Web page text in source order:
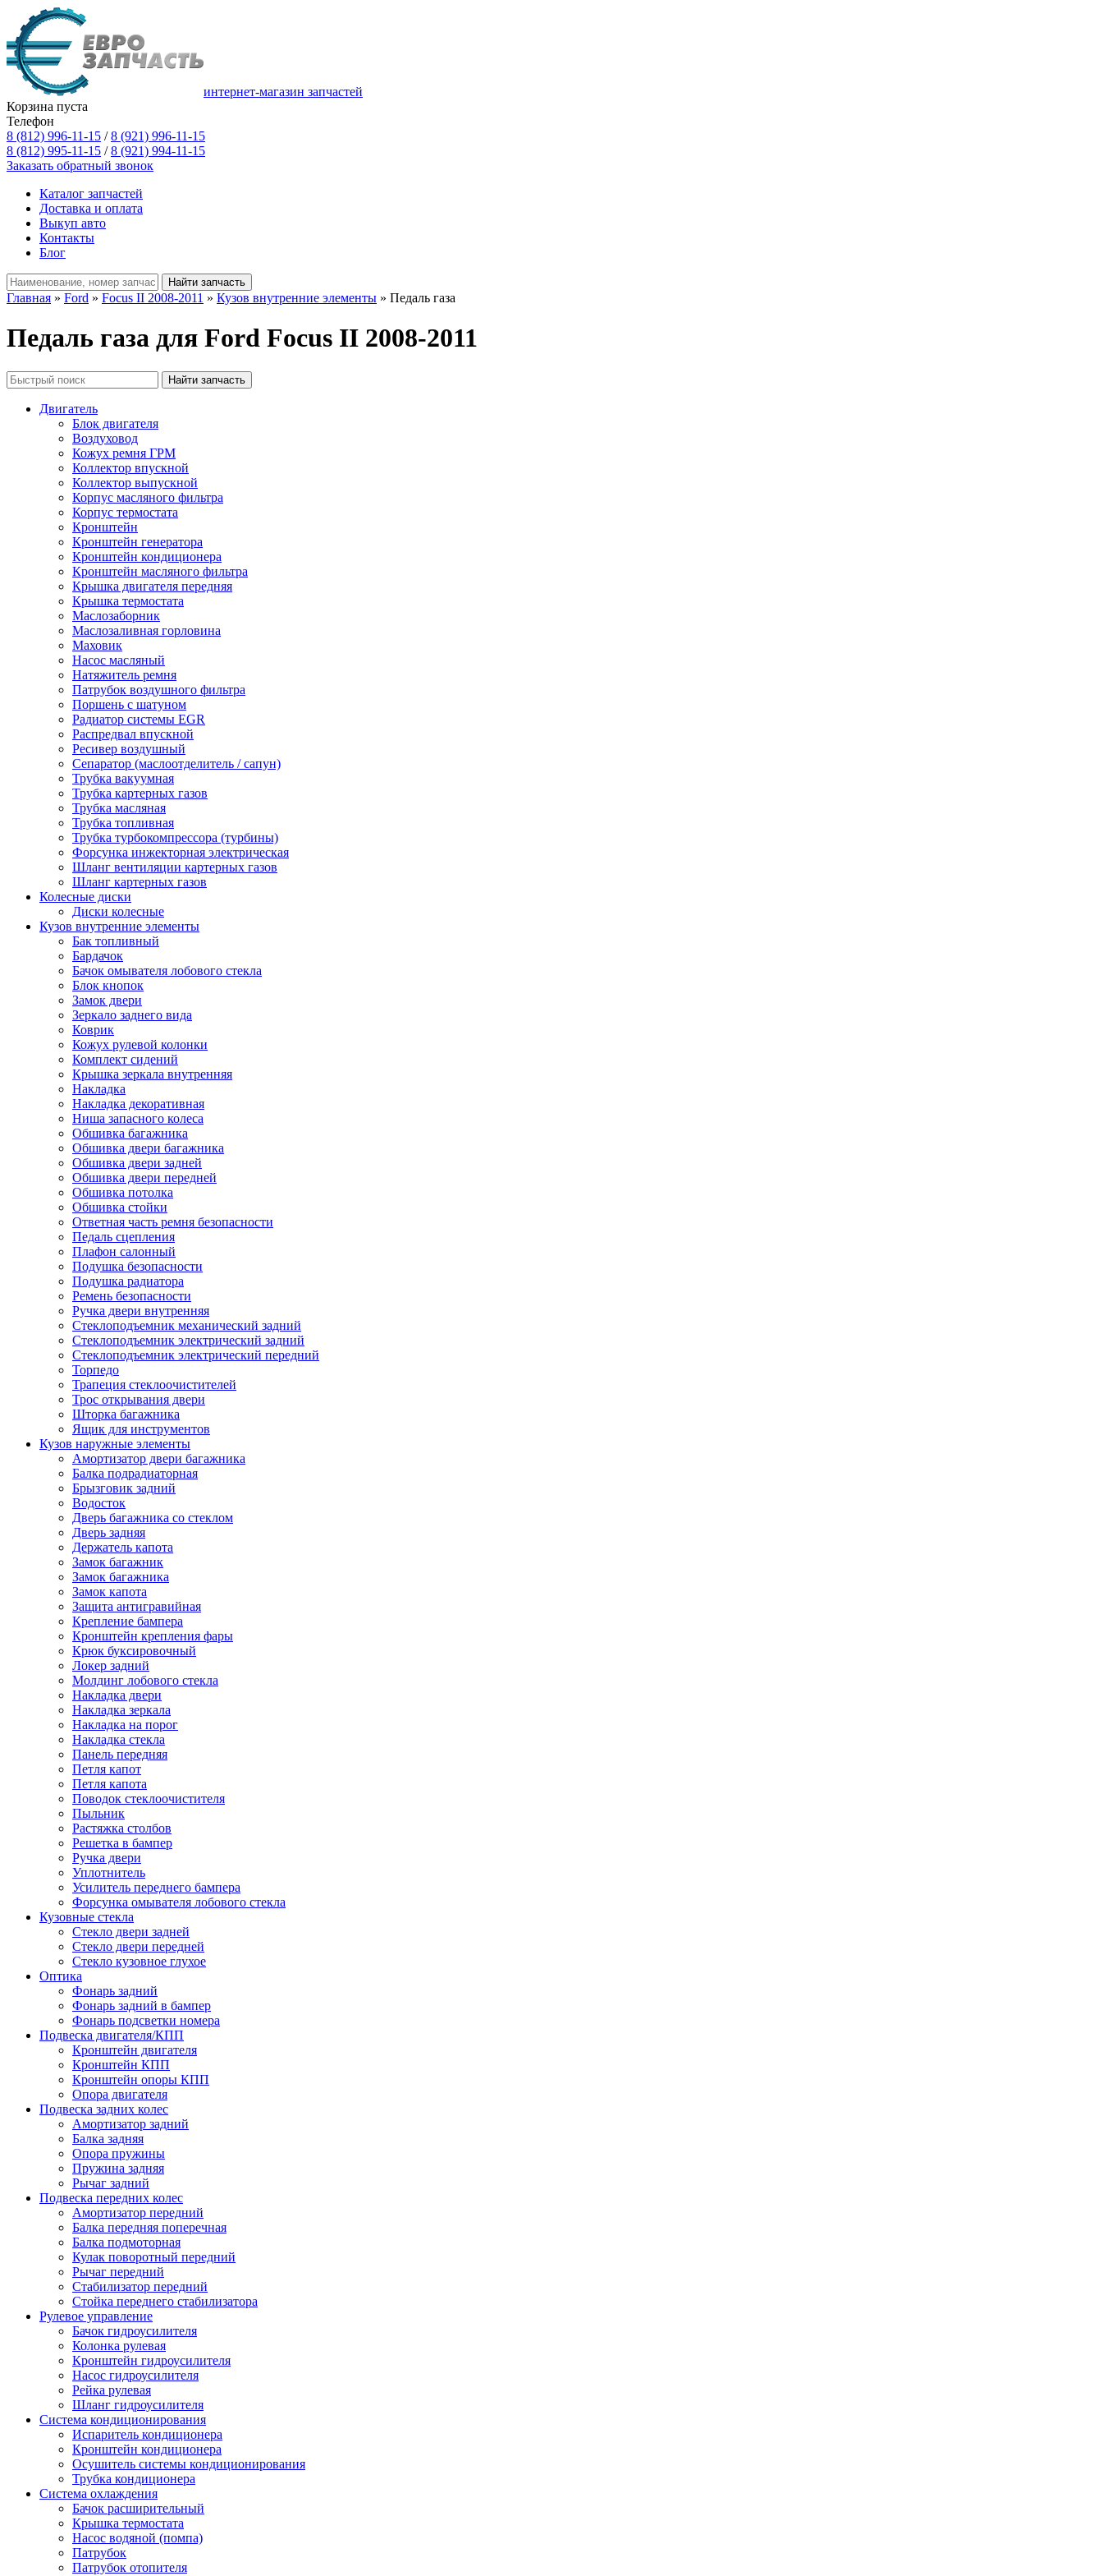
интернет-магазин запчастей
Корзина пуста
Телефон
8 (812) 996-11-15 /8 (921) 996-11-15
8 (812) 995-11-15 /8 (921) 994-11-15
Заказать обратный звонок
Каталог запчастей
Доставка и оплата
Выкуп авто
Контакты
Блог
Главная » Ford » Focus II 2008-2011 » Кузов внутренние элементы » Педаль газа
Педаль газа для Ford Focus II 2008-2011
Двигатель
Блок двигателя
Воздуховод
Кожух ремня ГРМ
Коллектор впускной
Коллектор выпускной
Корпус масляного фильтра
Корпус термостата
Кронштейн
Кронштейн генератора
Кронштейн кондиционера
Кронштейн масляного фильтра
Крышка двигателя передняя
Крышка термостата
Маслозаборник
Маслозаливная горловина
Маховик
Насос масляный
Натяжитель ремня
Патрубок воздушного фильтра
Поршень с шатуном
Радиатор системы EGR
Распредвал впускной
Ресивер воздушный
Сепаратор (маслоотделитель / сапун)
Трубка вакуумная
Трубка картерных газов
Трубка масляная
Трубка топливная
Трубка турбокомпрессора (турбины)
Форсунка инжекторная электрическая
Шланг вентиляции картерных газов
Шланг картерных газов
Колесные диски
Диски колесные
Кузов внутренние элементы
Бак топливный
Бардачок
Бачок омывателя лобового стекла
Блок кнопок
Замок двери
Зеркало заднего вида
Коврик
Кожух рулевой колонки
Комплект сидений
Крышка зеркала внутренняя
Накладка
Накладка декоративная
Ниша запасного колеса
Обшивка багажника
Обшивка двери багажника
Обшивка двери задней
Обшивка двери передней
Обшивка потолка
Обшивка стойки
Ответная часть ремня безопасности
Педаль сцепления
Плафон салонный
Подушка безопасности
Подушка радиатора
Ремень безопасности
Ручка двери внутренняя
Стеклоподъемник механический задний
Стеклоподъемник электрический задний
Стеклоподъемник электрический передний
Торпедо
Трапеция стеклоочистителей
Трос открывания двери
Шторка багажника
Ящик для инструментов
Кузов наружные элементы
Амортизатор двери багажника
Балка подрадиаторная
Брызговик задний
Водосток
Дверь багажника со стеклом
Дверь задняя
Держатель капота
Замок багажник
Замок багажника
Замок капота
Защита антигравийная
Крепление бампера
Кронштейн крепления фары
Крюк буксировочный
Локер задний
Молдинг лобового стекла
Накладка двери
Накладка зеркала
Накладка на порог
Накладка стекла
Панель передняя
Петля капот
Петля капота
Поводок стеклоочистителя
Пыльник
Растяжка столбов
Решетка в бампер
Ручка двери
Уплотнитель
Усилитель переднего бампера
Форсунка омывателя лобового стекла
Кузовные стекла
Стекло двери задней
Стекло двери передней
Стекло кузовное глухое
Оптика
Фонарь задний
Фонарь задний в бампер
Фонарь подсветки номера
Подвеска двигателя/КПП
Кронштейн двигателя
Кронштейн КПП
Кронштейн опоры КПП
Опора двигателя
Подвеска задних колес
Амортизатор задний
Балка задняя
Опора пружины
Пружина задняя
Рычаг задний
Подвеска передних колес
Амортизатор передний
Балка передняя поперечная
Балка подмоторная
Кулак поворотный передний
Рычаг передний
Стабилизатор передний
Стойка переднего стабилизатора
Рулевое управление
Бачок гидроусилителя
Колонка рулевая
Кронштейн гидроусилителя
Насос гидроусилителя
Рейка рулевая
Шланг гидроусилителя
Система кондиционирования
Испаритель кондиционера
Кронштейн кондиционера
Осушитель системы кондиционирования
Трубка кондиционера
Система охлаждения
Бачок расширительный
Крышка термостата
Насос водяной (помпа)
Патрубок
Патрубок отопителя